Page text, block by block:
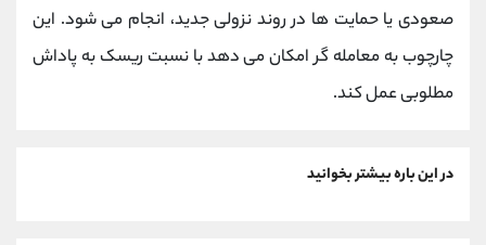
صعودی یا حمایت ‌ها در روند نزولی جدید، انجام می ‌شود. این
چارچوب به معامله‌ گر امکان می ‌دهد با نسبت ریسک به پاداش
مطلوبی عمل کند.
در این باره بیشتر بخوانید